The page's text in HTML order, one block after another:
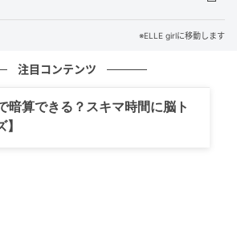
※ELLE girlに移動します
注目コンテンツ
暗算できる？スキマ時間に脳ト